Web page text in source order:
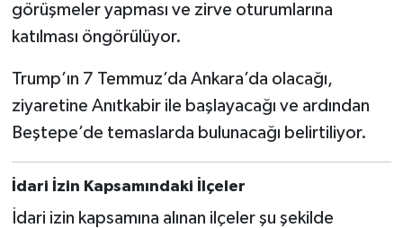
görüşmeler yapması ve zirve oturumlarına
katılması öngörülüyor.
Trump’ın 7 Temmuz’da Ankara’da olacağı,
ziyaretine Anıtkabir ile başlayacağı ve ardından
Beştepe’de temaslarda bulunacağı belirtiliyor.
İdari İzin Kapsamındaki İlçeler
İdari izin kapsamına alınan ilçeler şu şekilde